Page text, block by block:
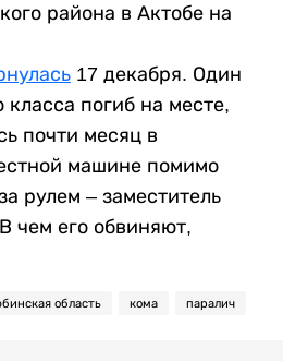
района в Актобе на
17 декабря. Один
погиб на месте,
почти месяц в
машине помимо
рулем – заместитель
его обвиняют,
область кома паралич